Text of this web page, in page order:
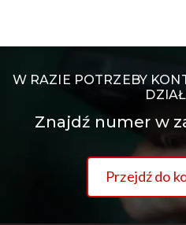
W RAZIE POTRZEBY
Znajdź numer w
Przejdź do